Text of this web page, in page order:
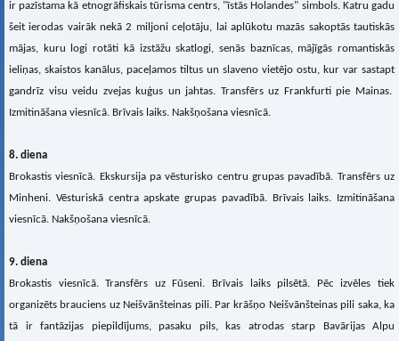
ir pazīstama kā etnogrāfiskais tūrisma centrs, "īstās Holandes" simbols. Katru gadu
šeit ierodas vairāk nekā 2 miljoni ceļotāju, lai aplūkotu mazās sakoptās tautiskās
mājas, kuru logi rotāti kā izstāžu skatlogi, senās baznīcas, mājīgās romantiskās
ieliņas, skaistos kanālus, paceļamos tiltus un slaveno vietējo ostu, kur var sastapt
gandrīz visu veidu zvejas kuģus un jahtas. Transfērs uz Frankfurti pie Mainas.
Izmitināšana viesnīcā. Brīvais laiks. Nakšņošana viesnīcā.
8. diena
Brokastis viesnīcā. Ekskursija pa vēsturisko centru grupas pavadībā. Transfērs uz
Minheni. Vēsturiskā centra apskate grupas pavadībā. Brīvais laiks. Izmitināšana
viesnīcā. Nakšņošana viesnīcā.
9. diena
Brokastis viesnīcā. Transfērs uz Fūseni. Brīvais laiks pilsētā. Pēc izvēles tiek
organizēts brauciens uz Neišvānšteinas pili. Par krāšņo Neišvānšteinas pili saka, ka
tā ir fantāzijas piepildījums, pasaku pils, kas atrodas starp Bavārijas Alpu